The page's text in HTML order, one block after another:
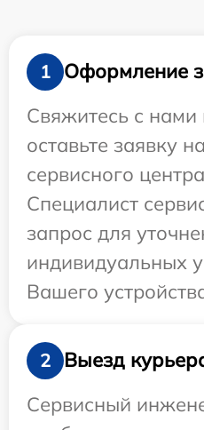
1
Оформление
Свяжитесь с
оставьте заявку
сервисного
Специалист
запрос для
индивидуальных
Вашего
2
Выезд
Сервисный